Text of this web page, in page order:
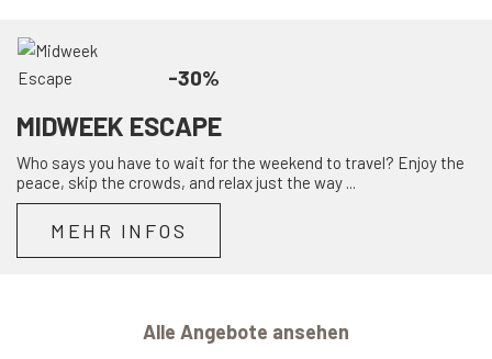
-30%
MIDWEEK ESCAPE
Who says you have to wait for the weekend to travel? Enjoy the
peace, skip the crowds, and relax just the way ...
MEHR INFOS
Alle Angebote ansehen